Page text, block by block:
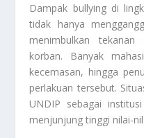
Dampak bullying di
tidak hanya
menimbulkan
korban. Banyak
kecemasan, hingga
perlakuan tersebut.
UNDIP sebagai
menjunjung tinggi nilai-